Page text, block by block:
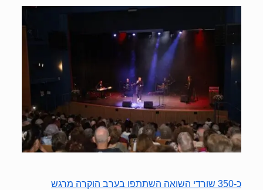
כ-350 שורדי השואה השתתפו בערב הוקרה מרגש